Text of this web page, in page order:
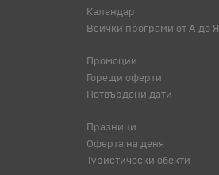
Календар
Всички програми от А до Я
Промоции
Горещи оферти
Потвърдени дати
Празници
Оферта на деня
Туристически обекти